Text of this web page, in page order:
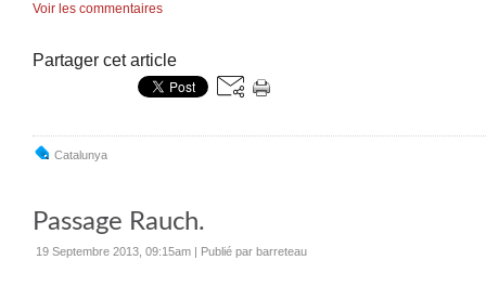
Voir les commentaires
Partager cet article
Catalunya
Passage Rauch.
19 Septembre 2013, 09:15am | Publié par barreteau